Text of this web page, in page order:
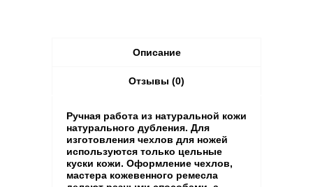
Описание
Отзывы (0)
Ручная работа из натуральной кожи
натурального дубления. Для
изготовления чехлов для ножей
используются только цельные
куски кожи. Оформление чехлов,
мастера кожевенного ремесла